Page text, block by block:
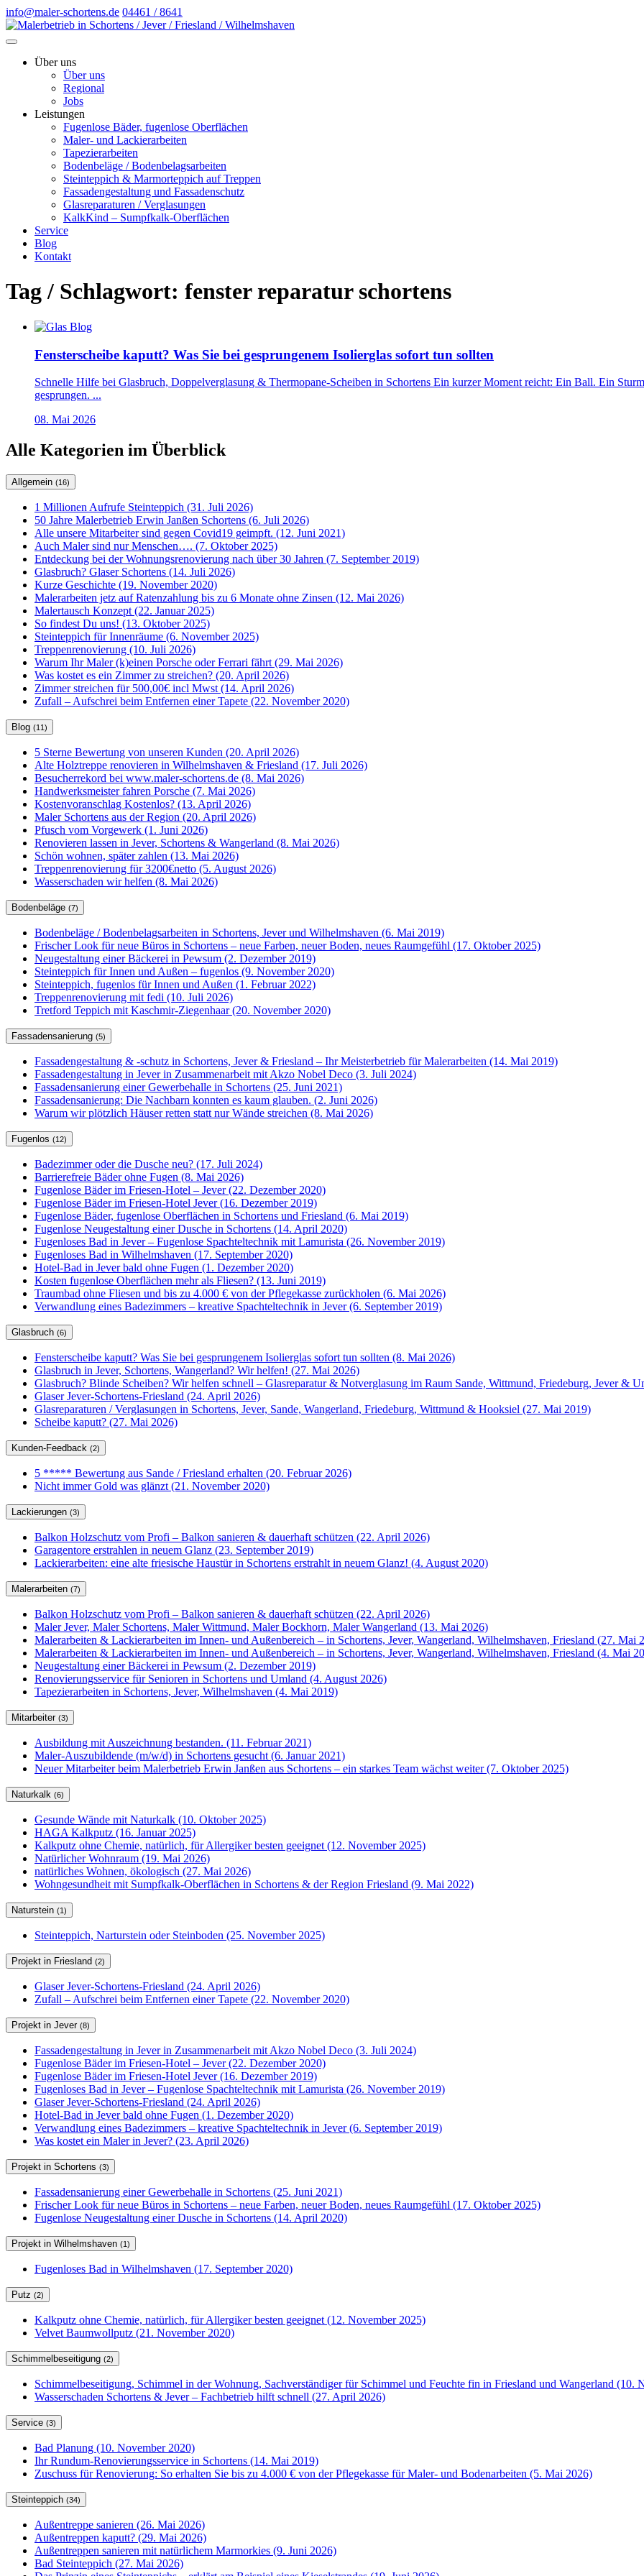
info@maler-schortens.de 04461 / 8641
Über uns
Über uns
Regional
Jobs
Leistungen
Fugenlose Bäder, fugenlose Oberflächen
Maler- und Lackierarbeiten
Tapezierarbeiten
Bodenbeläge / Bodenbelagsarbeiten
Steinteppich & Marmorteppich auf Treppen
Fassadengestaltung und Fassadenschutz
Glasreparaturen / Verglasungen
KalkKind – Sumpfkalk-Oberflächen
Service
Blog
Kontakt
Tag / Schlagwort: fenster reparatur schortens
Fensterscheibe kaputt? Was Sie bei gesprungenem Isolierglas sofort tun sollten
Schnelle Hilfe bei Glasbruch, Doppelverglasung & Thermopane-Scheiben in Schortens Ein kurzer Moment reicht: Ein Ball. Ein
gesprungen. ...
08. Mai 2026
Alle Kategorien im Überblick
Allgemein (16)
1 Millionen Aufrufe Steinteppich (31. Juli 2026)
50 Jahre Malerbetrieb Erwin Janßen Schortens (6. Juli 2026)
Alle unsere Mitarbeiter sind gegen Covid19 geimpft. (12. Juni 2021)
Auch Maler sind nur Menschen…. (7. Oktober 2025)
Entdeckung bei der Wohnungsrenovierung nach über 30 Jahren (7. September 2019)
Glasbruch? Glaser Schortens (14. Juli 2026)
Kurze Geschichte (19. November 2020)
Malerarbeiten jetz auf Ratenzahlung bis zu 6 Monate ohne Zinsen (12. Mai 2026)
Malertausch Konzept (22. Januar 2025)
So findest Du uns! (13. Oktober 2025)
Steinteppich für Innenräume (6. November 2025)
Treppenrenovierung (10. Juli 2026)
Warum Ihr Maler (k)einen Porsche oder Ferrari fährt (29. Mai 2026)
Was kostet es ein Zimmer zu streichen? (20. April 2026)
Zimmer streichen für 500,00€ incl Mwst (14. April 2026)
Zufall – Aufschrei beim Entfernen einer Tapete (22. November 2020)
Blog (11)
5 Sterne Bewertung von unseren Kunden (20. April 2026)
Alte Holztreppe renovieren in Wilhelmshaven & Friesland (17. Juli 2026)
Besucherrekord bei www.maler-schortens.de (8. Mai 2026)
Handwerksmeister fahren Porsche (7. Mai 2026)
Kostenvoranschlag Kostenlos? (13. April 2026)
Maler Schortens aus der Region (20. April 2026)
Pfusch vom Vorgewerk (1. Juni 2026)
Renovieren lassen in Jever, Schortens & Wangerland (8. Mai 2026)
Schön wohnen, später zahlen (13. Mai 2026)
Treppenrenovierung für 3200€netto (5. August 2026)
Wasserschaden wir helfen (8. Mai 2026)
Bodenbeläge (7)
Bodenbeläge / Bodenbelagsarbeiten in Schortens, Jever und Wilhelmshaven (6. Mai 2019)
Frischer Look für neue Büros in Schortens – neue Farben, neuer Boden, neues Raumgefühl (17. Oktober 2025)
Neugestaltung einer Bäckerei in Pewsum (2. Dezember 2019)
Steinteppich für Innen und Außen – fugenlos (9. November 2020)
Steinteppich, fugenlos für Innen und Außen (1. Februar 2022)
Treppenrenovierung mit fedi (10. Juli 2026)
Tretford Teppich mit Kaschmir-Ziegenhaar (20. November 2020)
Fassadensanierung (5)
Fassadengestaltung & -schutz in Schortens, Jever & Friesland – Ihr Meisterbetrieb für Malerarbeiten (14. Mai 2019)
Fassadengestaltung in Jever in Zusammenarbeit mit Akzo Nobel Deco (3. Juli 2024)
Fassadensanierung einer Gewerbehalle in Schortens (25. Juni 2021)
Fassadensanierung: Die Nachbarn konnten es kaum glauben. (2. Juni 2026)
Warum wir plötzlich Häuser retten statt nur Wände streichen (8. Mai 2026)
Fugenlos (12)
Badezimmer oder die Dusche neu? (17. Juli 2024)
Barrierefreie Bäder ohne Fugen (8. Mai 2026)
Fugenlose Bäder im Friesen-Hotel – Jever (22. Dezember 2020)
Fugenlose Bäder im Friesen-Hotel Jever (16. Dezember 2019)
Fugenlose Bäder, fugenlose Oberflächen in Schortens und Friesland (6. Mai 2019)
Fugenlose Neugestaltung einer Dusche in Schortens (14. April 2020)
Fugenloses Bad in Jever – Fugenlose Spachteltechnik mit Lamurista (26. November 2019)
Fugenloses Bad in Wilhelmshaven (17. September 2020)
Hotel-Bad in Jever bald ohne Fugen (1. Dezember 2020)
Kosten fugenlose Oberflächen mehr als Fliesen? (13. Juni 2019)
Traumbad ohne Fliesen und bis zu 4.000 € von der Pflegekasse zurückholen (6. Mai 2026)
Verwandlung eines Badezimmers – kreative Spachteltechnik in Jever (6. September 2019)
Glasbruch (6)
Fensterscheibe kaputt? Was Sie bei gesprungenem Isolierglas sofort tun sollten (8. Mai 2026)
Glasbruch in Jever, Schortens, Wangerland? Wir helfen! (27. Mai 2026)
Glasbruch? Blinde Scheiben? Wir helfen schnell – Glasreparatur & Notverglasung im Raum Sande, Wittmund, Friedeburg, Jever &
Glaser Jever-Schortens-Friesland (24. April 2026)
Glasreparaturen / Verglasungen in Schortens, Jever, Sande, Wangerland, Friedeburg, Wittmund & Hooksiel (27. Mai 2019)
Scheibe kaputt? (27. Mai 2026)
Kunden-Feedback (2)
5 ***** Bewertung aus Sande / Friesland erhalten (20. Februar 2026)
Nicht immer Gold was glänzt (21. November 2020)
Lackierungen (3)
Balkon Holzschutz vom Profi – Balkon sanieren & dauerhaft schützen (22. April 2026)
Garagentore erstrahlen in neuem Glanz (23. September 2019)
Lackierarbeiten: eine alte friesische Haustür in Schortens erstrahlt in neuem Glanz! (4. August 2020)
Malerarbeiten (7)
Balkon Holzschutz vom Profi – Balkon sanieren & dauerhaft schützen (22. April 2026)
Maler Jever, Maler Schortens, Maler Wittmund, Maler Bockhorn, Maler Wangerland (13. Mai 2026)
Malerarbeiten & Lackierarbeiten im Innen- und Außenbereich – in Schortens, Jever, Wangerland, Wilhelmshaven, Friesland (27. Mai
Malerarbeiten & Lackierarbeiten im Innen- und Außenbereich – in Schortens, Jever, Wangerland, Wilhelmshaven, Friesland (4. Mai
Neugestaltung einer Bäckerei in Pewsum (2. Dezember 2019)
Renovierungsservice für Senioren in Schortens und Umland (4. August 2026)
Tapezierarbeiten in Schortens, Jever, Wilhelmshaven (4. Mai 2019)
Mitarbeiter (3)
Ausbildung mit Auszeichnung bestanden. (11. Februar 2021)
Maler-Auszubildende (m/w/d) in Schortens gesucht (6. Januar 2021)
Neuer Mitarbeiter beim Malerbetrieb Erwin Janßen aus Schortens – ein starkes Team wächst weiter (7. Oktober 2025)
Naturkalk (6)
Gesunde Wände mit Naturkalk (10. Oktober 2025)
HAGA Kalkputz (16. Januar 2025)
Kalkputz ohne Chemie, natürlich, für Allergiker besten geeignet (12. November 2025)
Natürlicher Wohnraum (19. Mai 2026)
natürliches Wohnen, ökologisch (27. Mai 2026)
Wohngesundheit mit Sumpfkalk-Oberflächen in Schortens & der Region Friesland (9. Mai 2022)
Naturstein (1)
Steinteppich, Narturstein oder Steinboden (25. November 2025)
Projekt in Friesland (2)
Glaser Jever-Schortens-Friesland (24. April 2026)
Zufall – Aufschrei beim Entfernen einer Tapete (22. November 2020)
Projekt in Jever (8)
Fassadengestaltung in Jever in Zusammenarbeit mit Akzo Nobel Deco (3. Juli 2024)
Fugenlose Bäder im Friesen-Hotel – Jever (22. Dezember 2020)
Fugenlose Bäder im Friesen-Hotel Jever (16. Dezember 2019)
Fugenloses Bad in Jever – Fugenlose Spachteltechnik mit Lamurista (26. November 2019)
Glaser Jever-Schortens-Friesland (24. April 2026)
Hotel-Bad in Jever bald ohne Fugen (1. Dezember 2020)
Verwandlung eines Badezimmers – kreative Spachteltechnik in Jever (6. September 2019)
Was kostet ein Maler in Jever? (23. April 2026)
Projekt in Schortens (3)
Fassadensanierung einer Gewerbehalle in Schortens (25. Juni 2021)
Frischer Look für neue Büros in Schortens – neue Farben, neuer Boden, neues Raumgefühl (17. Oktober 2025)
Fugenlose Neugestaltung einer Dusche in Schortens (14. April 2020)
Projekt in Wilhelmshaven (1)
Fugenloses Bad in Wilhelmshaven (17. September 2020)
Putz (2)
Kalkputz ohne Chemie, natürlich, für Allergiker besten geeignet (12. November 2025)
Velvet Baumwollputz (21. November 2020)
Schimmelbeseitigung (2)
Schimmelbeseitigung, Schimmel in der Wohnung, Sachverständiger für Schimmel und Feuchte fin in Friesland und Wangerland (10.
Wasserschaden Schortens & Jever – Fachbetrieb hilft schnell (27. April 2026)
Service (3)
Bad Planung (10. November 2020)
Ihr Rundum-Renovierungsservice in Schortens (14. Mai 2019)
Zuschuss für Renovierung: So erhalten Sie bis zu 4.000 € von der Pflegekasse für Maler- und Bodenarbeiten (5. Mai 2026)
Steinteppich (34)
Außentreppe sanieren (26. Mai 2026)
Außentreppen kaputt? (29. Mai 2026)
Außentreppen sanieren mit natürlichem Marmorkies (9. Juni 2026)
Bad Steinteppich (27. Mai 2026)